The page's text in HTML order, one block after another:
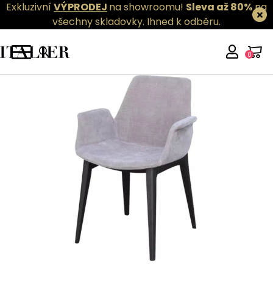
ExkluzivníVÝPRODEJ na showroomu! Sleva až 80%na
všechny skladovky. Ihned k odběru.
0